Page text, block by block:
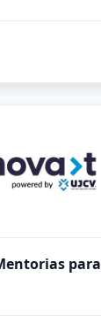
para